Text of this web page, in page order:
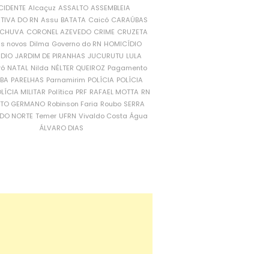
Alcaçuz ASSALTO ASSEMBLEIA
DO RN Assu BATATA Caicó CARAÚBAS
CORONEL AZEVEDO CRIME CRUZETA
novos Dilma Governo do RN HOMICÍDIO
JARDIM DE PIRANHAS JUCURUTU LULA
NATAL Nilda NÉLTER QUEIROZ Pagamento
PARELHAS Parnamirim POLÍCIA POLÍCIA
MILITAR Política PRF RAFAEL MOTTA RN
GERMANO Robinson Faria Roubo SERRA
NORTE Temer UFRN Vivaldo Costa Água
ÁLVARO DIAS